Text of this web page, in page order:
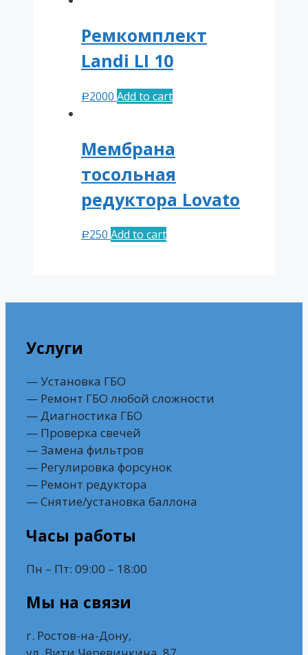
Ремкомплект
Landi LI 10
Р2000 Add to cart
Мембрана
тосольная
редуктора Lovato
Р250 Add to cart
Услуги
— Установка ГБО
— Ремонт ГБО любой сложности
— Диагностика ГБО
— Проверка свечей
— Замена фильтров
— Регулировка форсунок
— Ремонт редуктора
— Снятие/установка баллона
Часы работы
Пн – Пт: 09:00 – 18:00
Мы на связи
г. Ростов-на-Дону,